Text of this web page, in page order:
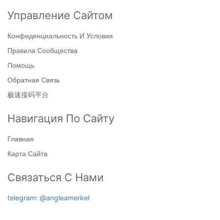
Управление Сайтом
Конфиденциальность И Условия
Правила Сообщества
Помощь
Обратная Связь
极速接码平台
Навигация По Сайту
Главная
Карта Сайта
Связаться С Нами
telegram: @angleamerkel